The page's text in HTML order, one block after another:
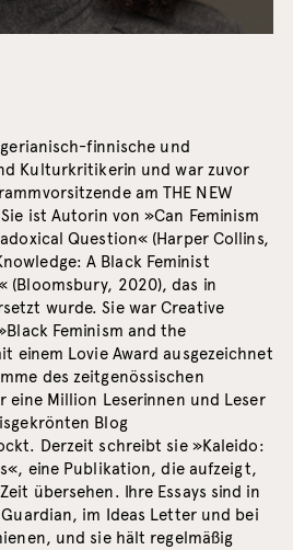
finnische und
Kulturkritikerin und war zuvor
am THE NEW
ist Autorin von »Can Feminism
Question« (Harper Collins,
A Black Feminist
(Bloomsbury, 2020), das in
wurde. Sie war Creative
Feminism and the
einem Lovie Award ausgezeichnet
des zeitgenössischen
eine Million Leserinnen und Leser
Blog
Derzeit schreibt sie »Kaleido:
eine Publikation, die aufzeigt,
übersehen. Ihre Essays sind in
im Ideas Letter und bei
und sie hält regelmäßig